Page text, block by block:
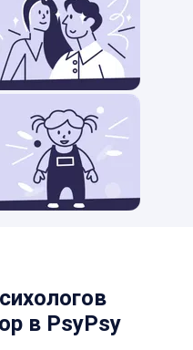
в PsyPsy